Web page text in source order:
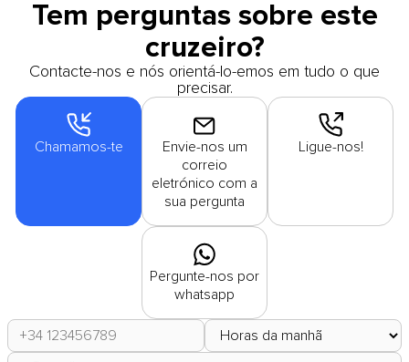
Tem perguntas sobre este
cruzeiro?
Contacte-nos e nós orientá-lo-emos em tudo o que
precisar.
Chamamos-te
Envie-nos um
correio
eletrónico com a
sua pergunta
Ligue-nos!
Pergunte-nos por
whatsapp